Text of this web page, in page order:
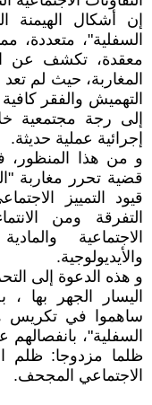
إن أشكال الهيمنة
السفلية"، متعددة،
معقدة، تكشف عن
المغاربة، حيث لم
التهميش والفقر
إلى رجة مجتمعية
إجرائية عملية حديثة.
و من هذا المنظور،
قضية تحرر مغاربة
قيود التمييز
التفرقة ومن
الاجتماعية
والأيديولوجية.
و هذه الدعوة إلى
اليسار الجهر بها
ساهموا في تكريس
السفلية"، بانفصالهم
ظلما مزدوجا: ظلم
الاجتماعي المجحف.